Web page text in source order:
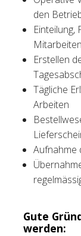
den
Einteilung,
Erstellen
Tägliche
Arbeiten
Aufnahme
Gute
werden: